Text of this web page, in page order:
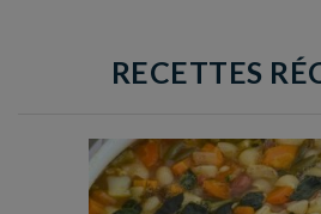
RECETTES